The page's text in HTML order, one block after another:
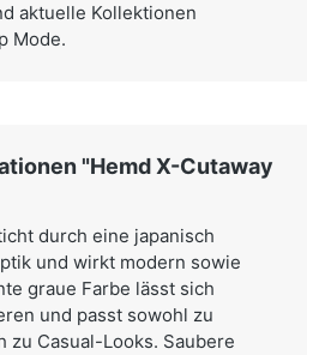
aktuelle Kollektionen
Mode.
"Hemd X-Cutaway
durch eine japanisch
und wirkt modern sowie
graue Farbe lässt sich
und passt sowohl zu
zu Casual-Looks. Saubere